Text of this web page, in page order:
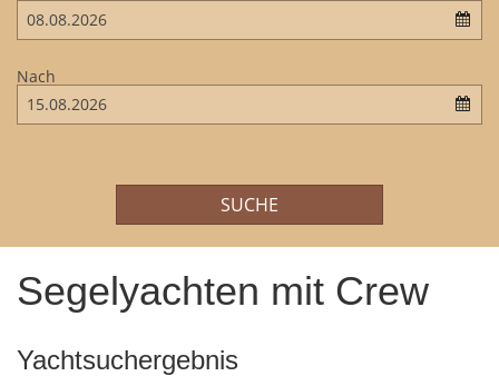
Nach
SUCHE
Flexibilität
Segelyachten mit Crew
Yachtsuchergebnis